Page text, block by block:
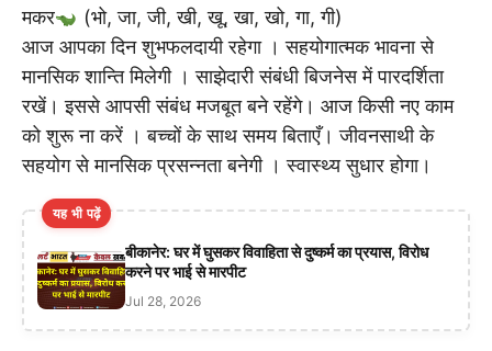
मकर
(भो, जा, जी, खी, खू, खा, खो, गा, गी)
आज आपका दिन शुभफलदायी रहेगा । सहयोगात्मक भावना से
मानसिक शान्ति मिलेगी । साझेदारी संबंधी बिजनेस में पारदर्शिता
रखें। इससे आपसी संबंध मजबूत बने रहेंगे। आज किसी नए काम
को शुरू ना करें । बच्चों के साथ समय बिताएँ। जीवनसाथी के
सहयोग से मानसिक प्रसन्नता बनेगी । स्वास्थ्य सुधार होगा।
यह भी पढ़ें
बीकानेर: घर में घुसकर विवाहिता से दुष्कर्म का प्रयास, विरोध
करने पर भाई से मारपीट
Jul 28, 2026